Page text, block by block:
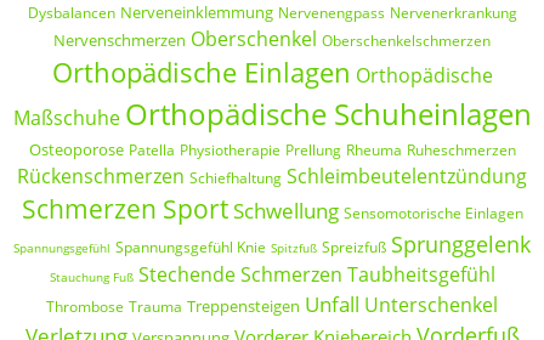
Dysbalancen Nerveneinklemmung Nervenengpass Nervenerkrankung
Nervenschmerzen Oberschenkel Oberschenkelschmerzen
Orthopädische Einlagen Orthopädische
Maßschuhe Orthopädische Schuheinlagen
Osteoporose Patella Physiotherapie Prellung Rheuma Ruheschmerzen
Rückenschmerzen Schiefhaltung Schleimbeutelentzündung
Schmerzen SportSchwellung Sensomotorische Einlagen
Spannungsgefühl Spannungsgefühl Knie Spitzfuß Spreizfuß Sprunggelenk
Stauchung Fuß Stechende Schmerzen Taubheitsgefühl
Thrombose Trauma Treppensteigen Unfall Unterschenkel